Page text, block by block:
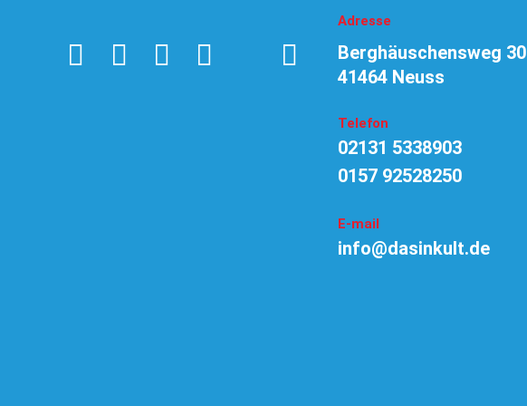
Adresse
Berghäuschensweg 30
41464 Neuss
Telefon
02131 5338903
0157 92528250
E-mail
info@dasinkult.de